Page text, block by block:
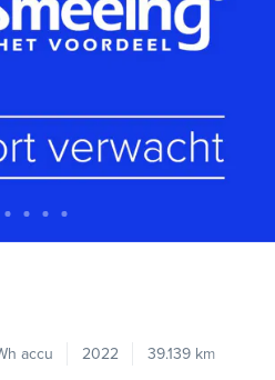
accu 2022
39.139 km